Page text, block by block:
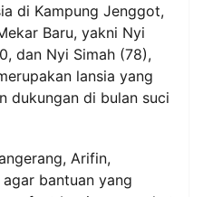
di Kampung Jenggot,
Baru, yakni Nyi
dan Nyi Simah (78),
lansia yang
dukungan di bulan suci
Arifin,
bantuan yang